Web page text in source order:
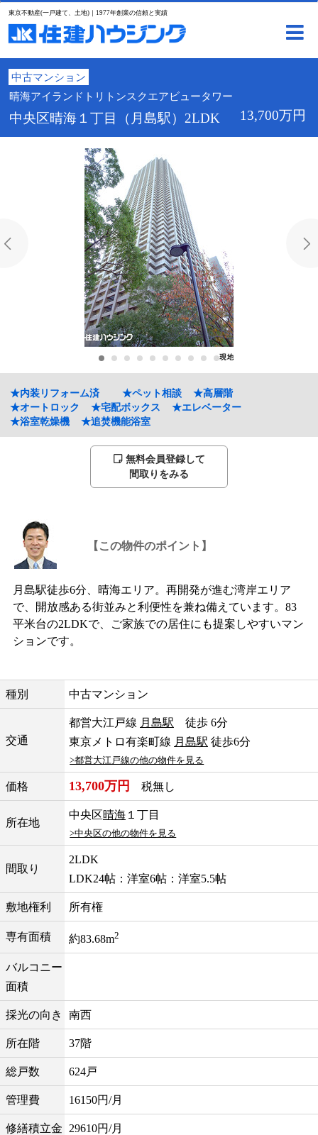
東京不動産(一戸建て、土地)｜1977年創業の信頼と実績
中古マンション
晴海アイランドトリトンスクエアビュータワー
中央区晴海１丁目（月島駅）2LDK 13,700万円
★内装リフォーム済 ★ペット相談
★高層階
★オートロック
★宅配ボックス
★エレベーター
★浴室乾燥機
★追焚機能浴室
無料会員登録して
間取りをみる
【この物件のポイント】
月島駅徒歩6分、晴海エリア。再開発が進む湾岸エリア
で、開放感ある街並みと利便性を兼ね備えています。83
平米台の2LDKで、ご家族での居住にも提案しやすいマン
ションです。
種別 中古マンション
交通
都営大江戸線 月島駅 徒歩 6分
東京メトロ有楽町線 月島駅 徒歩6分
>都営大江戸線の他の物件を見る
価格 13,700万円 税無し
所在地
中央区晴海 １丁目
>中央区の他の物件を見る
間取り
2LDK
LDK24帖：洋室6帖：洋室5.5帖
敷地権利 所有権
専有面積 約83.68m2
バルコニー
面積
採光の向き 南西
所在階 37階
総戸数 624戸
管理費 16150円/月
修繕積立金 29610円/月